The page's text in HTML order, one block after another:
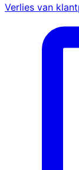
Verlies van